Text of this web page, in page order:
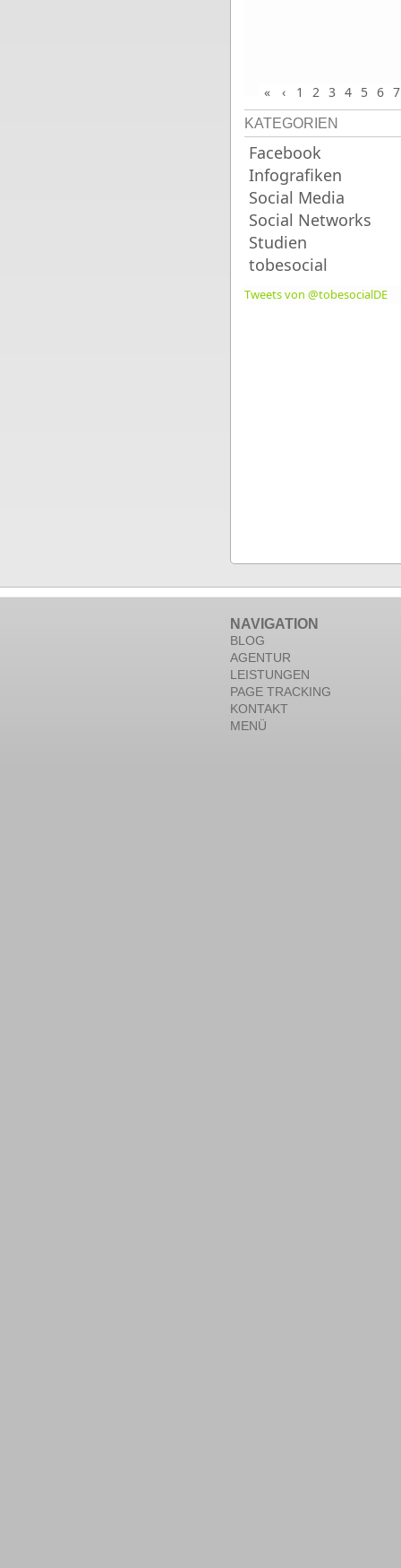
« ‹ 1 2 3 4 5 6 7
KATEGORIEN
Facebook
Infografiken
Social Media
Social Networks
Studien
tobesocial
Tweets von @tobesocialDE
NAVIGATION
BLOG
AGENTUR
LEISTUNGEN
PAGE TRACKING
KONTAKT
MENÜ